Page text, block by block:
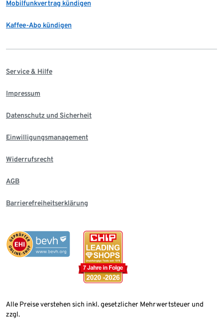
Mobilfunkvertrag kündigen
Kaffee-Abo kündigen
Service & Hilfe
Impressum
Datenschutz und Sicherheit
Einwilligungsmanagement
Widerrufsrecht
AGB
Barrierefreiheitserklärung
Alle Preise verstehen sich inkl. gesetzlicher Mehrwertsteuer und
zzgl.